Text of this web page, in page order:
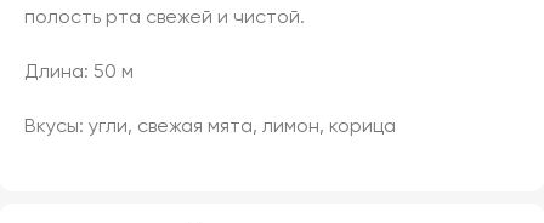
полость рта свежей и чистой.
Длина: 50 м
Вкусы: угли, свежая мята, лимон, корица